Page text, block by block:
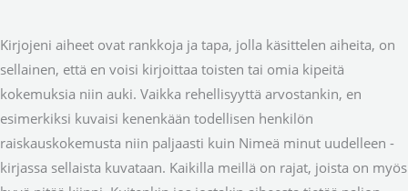
Kirjojeni aiheet ovat rankkoja ja tapa, jolla käsittelen aiheita, on
sellainen, että en voisi kirjoittaa toisten tai omia kipeitä
kokemuksia niin auki. Vaikka rehellisyyttä arvostankin, en
esimerkiksi kuvaisi kenenkään todellisen henkilön
raiskauskokemusta niin paljaasti kuin Nimeä minut uudelleen -
kirjassa sellaista kuvataan. Kaikilla meillä on rajat, joista on myös